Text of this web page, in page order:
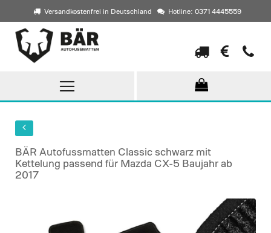
Versandkostenfrei in Deutschland Hotline: 0371 4445559
Direkt
zum
Inhalt
BÄR Autofussmatten Classic schwarz mit
Kettelung passend für Mazda CX-5 Baujahr ab
2017